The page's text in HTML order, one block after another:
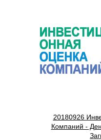
20180926
Компаний -